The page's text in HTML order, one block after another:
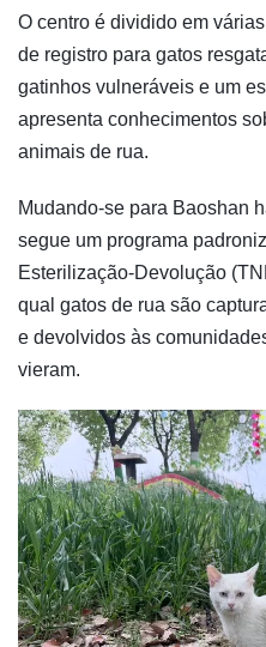
O centro é dividido em
de registro para gatos
gatinhos vulneráveis e um
apresenta conhecimentos
animais de rua.
Mudando-se para Baoshan
segue um programa
Esterilização-Devolução
qual gatos de rua são
e devolvidos às
vieram.